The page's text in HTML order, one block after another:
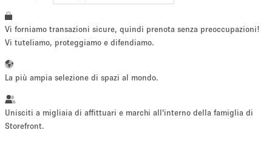
5000+ sq ft
~ 13 persone
Vi forniamo transazioni sicure, quindi prenota senza preoccupazioni!
Vi tuteliamo, proteggiamo e difendiamo.
La più ampia selezione di spazi al mondo.
Unisciti a migliaia di affittuari e marchi all'interno della famiglia di
Storefront.